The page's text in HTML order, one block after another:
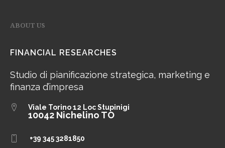
ABOUT US
FINANCIAL RESEARCHES
Studio di pianificazione strategica, marketing e
finanza d’impresa
Viale Torino 12 Loc Stupinigi
10042 Nichelino TO
+39 345 3281850